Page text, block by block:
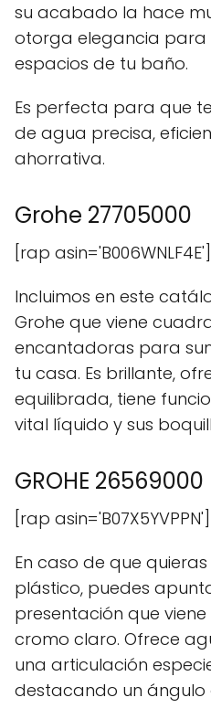
su acabado la hace
otorga elegancia para
espacios de tu baño.
Es perfecta para que
de agua precisa,
ahorrativa.
Grohe 27705000
[rap asin='B006WNLF4E']
Incluimos en este
Grohe que viene
encantadoras para
tu casa. Es brillante,
equilibrada, tiene
vital líquido y sus
GROHE 26569000
[rap asin='B07X5YVPPN']
En caso de que
plástico, puedes
presentación que
cromo claro. Ofrece
una articulación
destacando un ángulo